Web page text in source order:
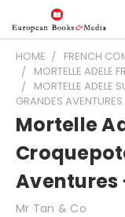
HOME
FRENCH
MORTELLE ADELE
MORTELLE ADELE
GRANDES
Mortelle
Aventures
Mr Tan & Co